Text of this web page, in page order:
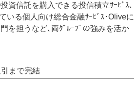
資信託を購入できる投信積立ｻｰﾋﾞｽ､
いる個人向け総合金融ｻｰﾋﾞｽ･Oliveに
を担うなど､両ｸﾞﾙｰﾌﾟの強みを活か
まで完結